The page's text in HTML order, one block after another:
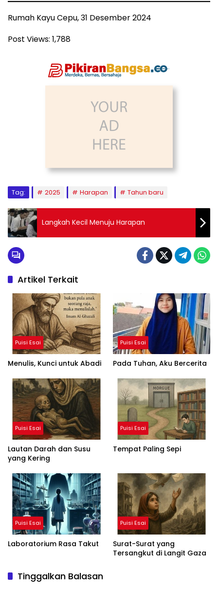
Rumah Kayu Cepu, 31 Desember 2024
Post Views: 1,788
Tag: 2025 Harapan Tahun baru
Langkah Kecil Menuju Harapan
Artikel Terkait
Puisi Esai
Menulis, Kunci untuk Abadi
Puisi Esai
Pada Tuhan, Aku Bercerita
Puisi Esai
Lautan Darah dan Susu
yang Kering
Puisi Esai
Tempat Paling Sepi
Puisi Esai
Laboratorium Rasa Takut
Puisi Esai
Surat-Surat yang
Tersangkut di Langit Gaza
Tinggalkan Balasan